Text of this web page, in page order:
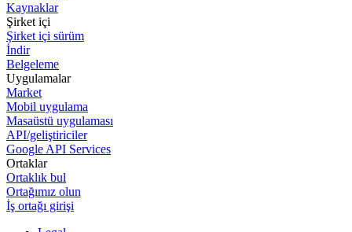
Kaynaklar
Şirket içi
Şirket içi sürüm
İndir
Belgeleme
Uygulamalar
Market
Mobil uygulama
Masaüstü uygulaması
API/geliştiriciler
Google API Services
Ortaklar
Ortaklık bul
Ortağımız olun
İş ortağı girişi